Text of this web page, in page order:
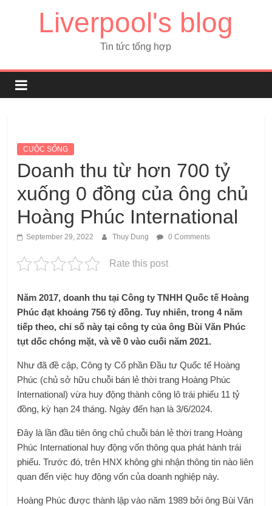
Liverpool's blog
Tin tức tổng hợp
CUỘC SỐNG
Doanh thu từ hơn 700 tỷ
xuống 0 đồng của ông chủ
Hoàng Phúc International
September 29, 2022 Thuy Dung 0 Comments
Rate this post
Năm 2017, doanh thu tại Công ty TNHH Quốc tế Hoàng
Phúc đạt khoảng 756 tỷ đồng. Tuy nhiên, trong 4 năm
tiếp theo, chỉ số này tại công ty của ông Bùi Văn Phúc
tụt dốc chóng mặt, và về 0 vào cuối năm 2021.
Như đã đề cập, Công ty Cổ phần Đầu tư Quốc tế Hoàng
Phúc (chủ sở hữu chuỗi bán lẻ thời trang Hoàng Phúc
International) vừa huy động thành công lô trái phiếu 11 tỷ
đồng, kỳ hạn 24 tháng. Ngày đến hạn là 3/6/2024.
Đây là lần đầu tiên ông chủ chuỗi bán lẻ thời trang Hoàng
Phúc International huy động vốn thông qua phát hành trái
phiếu. Trước đó, trên HNX không ghi nhận thông tin nào liên
quan đến việc huy động vốn của doanh nghiệp này.
Hoàng Phúc được thành lập vào năm 1989 bởi ông Bùi Văn